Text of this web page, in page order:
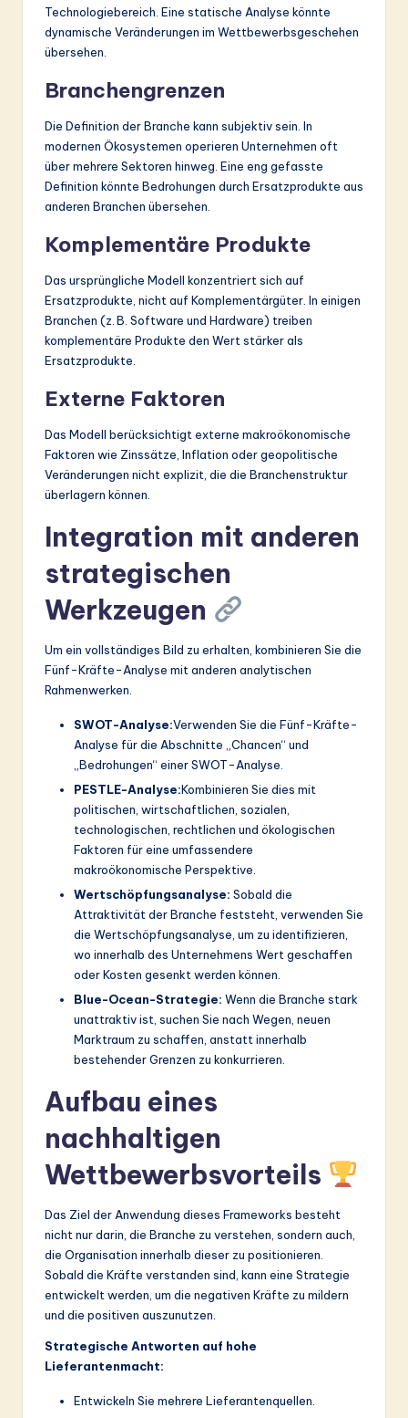
Technologiebereich. Eine statische Analyse könnte
dynamische Veränderungen im Wettbewerbsgeschehen
übersehen.
Branchengrenzen
Die Definition der Branche kann subjektiv sein. In
modernen Ökosystemen operieren Unternehmen oft
über mehrere Sektoren hinweg. Eine eng gefasste
Definition könnte Bedrohungen durch Ersatzprodukte aus
anderen Branchen übersehen.
Komplementäre Produkte
Das ursprüngliche Modell konzentriert sich auf
Ersatzprodukte, nicht auf Komplementärgüter. In einigen
Branchen (z. B. Software und Hardware) treiben
komplementäre Produkte den Wert stärker als
Ersatzprodukte.
Externe Faktoren
Das Modell berücksichtigt externe makroökonomische
Faktoren wie Zinssätze, Inflation oder geopolitische
Veränderungen nicht explizit, die die Branchenstruktur
überlagern können.
Integration mit anderen
strategischen
Werkzeugen
Um ein vollständiges Bild zu erhalten, kombinieren Sie die
Fünf-Kräfte-Analyse mit anderen analytischen
Rahmenwerken.
SWOT-Analyse:Verwenden Sie die Fünf-Kräfte-
Analyse für die Abschnitte „Chancen“ und
„Bedrohungen“ einer SWOT-Analyse.
PESTLE-Analyse:Kombinieren Sie dies mit
politischen, wirtschaftlichen, sozialen,
technologischen, rechtlichen und ökologischen
Faktoren für eine umfassendere
makroökonomische Perspektive.
Wertschöpfungsanalyse: Sobald die
Attraktivität der Branche feststeht, verwenden Sie
die Wertschöpfungsanalyse, um zu identifizieren,
wo innerhalb des Unternehmens Wert geschaffen
oder Kosten gesenkt werden können.
Blue-Ocean-Strategie: Wenn die Branche stark
unattraktiv ist, suchen Sie nach Wegen, neuen
Marktraum zu schaffen, anstatt innerhalb
bestehender Grenzen zu konkurrieren.
Aufbau eines
nachhaltigen
Wettbewerbsvorteils
Das Ziel der Anwendung dieses Frameworks besteht
nicht nur darin, die Branche zu verstehen, sondern auch,
die Organisation innerhalb dieser zu positionieren.
Sobald die Kräfte verstanden sind, kann eine Strategie
entwickelt werden, um die negativen Kräfte zu mildern
und die positiven auszunutzen.
Strategische Antworten auf hohe
Lieferantenmacht:
Entwickeln Sie mehrere Lieferantenquellen.